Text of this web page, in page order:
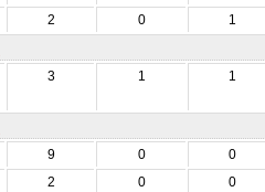
2 0
1
3 1 1
9 0
0
2 0
0